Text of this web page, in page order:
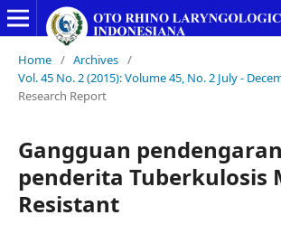
Home / Archives /
Vol. 45 No. 2 (2015): Volume 45, No. 2 July -
Research Report
Gangguan pendengaran
penderita Tuberkulosis
Resistant